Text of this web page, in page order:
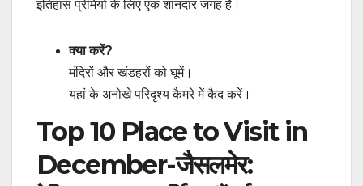
इतिहास प्रेमियों के लिए एक शानदार जगह है।
क्या करें?
मंदिरों और खंडहरों को घूमें।
यहां के अनोखे परिदृश्य कैमरे में कैद करें।
Top 10 Place to Visit in
December-जैसलमेर: